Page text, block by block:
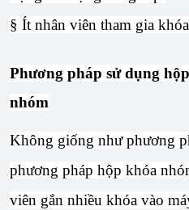
§ Ít nhân viên tham gia
Phương pháp sử dụng
nhóm
Không giống như phương
phương pháp hộp khóa
viên gắn nhiều khóa vào